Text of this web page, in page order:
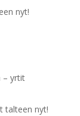
nyt!
– yrtit
talteen nyt!